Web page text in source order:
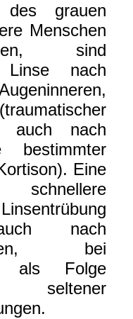
des grauen
Menschen
sind
Linse nach
auch nach
bestimmter
Eine
nach
bei
als Folge